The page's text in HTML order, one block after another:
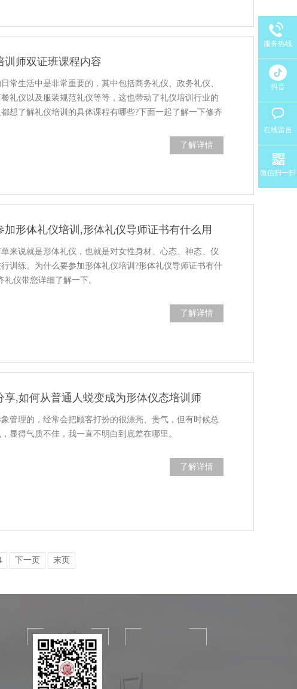
训师双证班课程内容
常生活中是非常重要的，其中包括商务礼仪、政务礼仪、
礼仪以及服装规范礼仪等等，这也带动了礼仪培训行业的
想了解礼仪培训的具体课程有哪些?下面一起了解一下修齐
了解详情
加形体礼仪培训,形体礼仪导师证书有什么用
来说就是形体礼仪，也就是对女性身材、心态、神态、仪
训练。为什么要参加形体礼仪培训?形体礼仪导师证书有什
礼仪带您详细了解一下。
了解详情
享,如何从普通人蜕变成为形体仪态培训师
管理的，经常会把顾客打扮的很漂亮、贵气，但有时候总
显得气质不佳，我一直不明白到底差在哪里。
了解详情
下一页 末页
服务热线
抖音
在线留言
微信扫一扫